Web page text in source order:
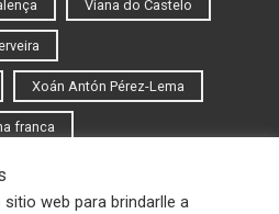
Viana do Castelo
Xoán Antón Pérez-Lema
franca
web para brindarlle a